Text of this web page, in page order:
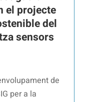
el projecte
del
sensors
de
per a la